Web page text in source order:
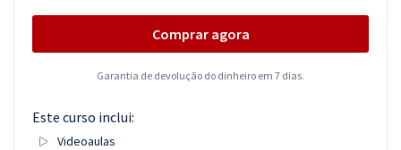
Comprar agora
Garantia de devolução do dinheiro em 7 dias.
Este curso inclui:
Videoaulas